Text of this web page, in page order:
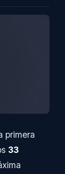
primera
33